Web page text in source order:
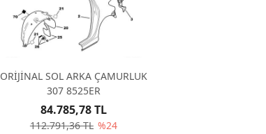
ORİJİNAL SOL ARKA ÇAMURLUK
307 8525ER
112.791,36 TL %24
84.785,78 TL